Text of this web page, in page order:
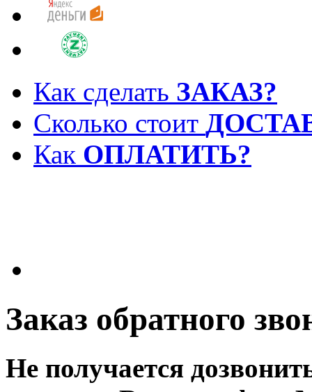
Как сделать ЗАКАЗ?
Сколько стоит
Как ОПЛАТИТЬ?
Заказ обратного
Не получается